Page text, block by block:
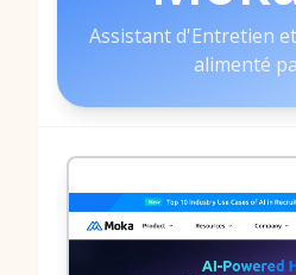
Assistant d'Entretien
alimenté